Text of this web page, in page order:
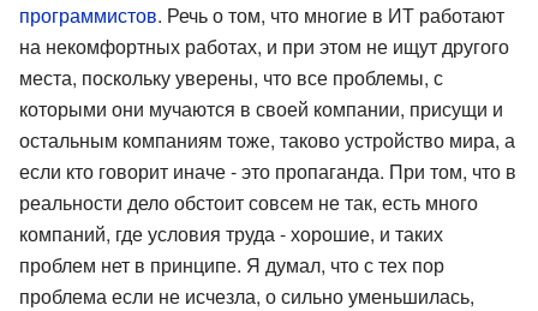
программистов. Речь о том, что многие в ИТ работают
на некомфортных работах, и при этом не ищут другого
места, поскольку уверены, что все проблемы, с
которыми они мучаются в своей компании, присущи и
остальным компаниям тоже, таково устройство мира, а
если кто говорит иначе - это пропаганда. При том, что в
реальности дело обстоит совсем не так, есть много
компаний, где условия труда - хорошие, и таких
проблем нет в принципе. Я думал, что с тех пор
проблема если не исчезла, о сильно уменьшилась,